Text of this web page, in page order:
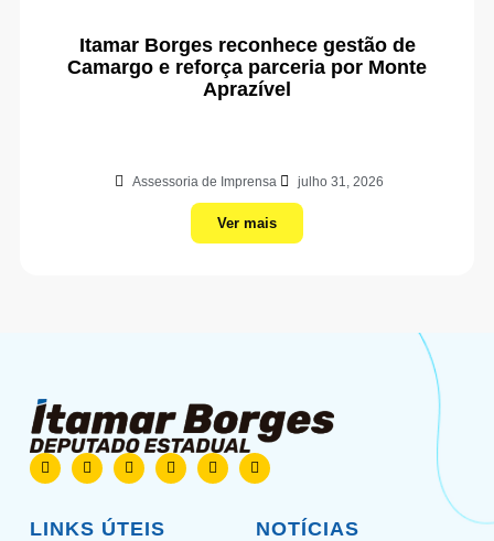
Itamar Borges reconhece gestão de
Camargo e reforça parceria por Monte
Aprazível
Assessoria de Imprensa julho 31, 2026
Ver mais
LINKS ÚTEIS NOTÍCIAS